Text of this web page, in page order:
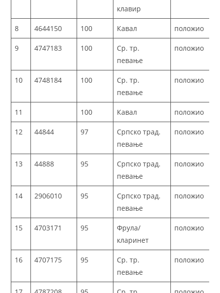
клавир
8 4644150 100 Кавал положио
9 4747183 100
Ср. тр.
певање
положио
10 4748184 100
Ср. тр.
певање
положио
11 100 Кавал положио
12 44844 97
Српско трад.
певање
положио
13 44888 95
Српско трад.
певање
положио
14 2906010 95
Српско трад.
певање
положио
15 4703171 95
Фрула/
кларинет
положио
16 4707175 95
Ср. тр.
певање
положио